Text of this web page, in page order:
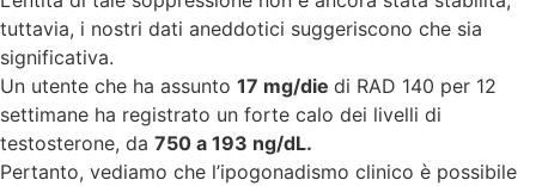
tuttavia, i nostri dati aneddotici suggeriscono che sia
significativa.
Un utente che ha assunto 17 mg/die di RAD 140 per 12
settimane ha registrato un forte calo dei livelli di
testosterone, da 750 a 193 ng/dL.
Pertanto, vediamo che l’ipogonadismo clinico è possibile